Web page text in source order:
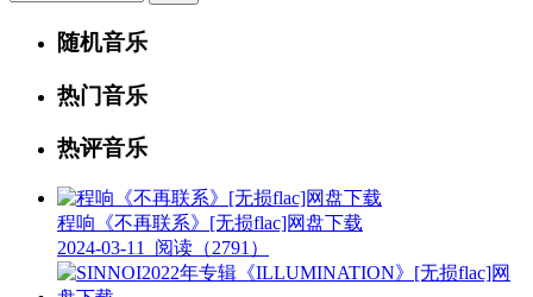
随机音乐
热门音乐
热评音乐
程响《不再联系》[无损flac]网盘下载
2024-03-11
阅读（2791）